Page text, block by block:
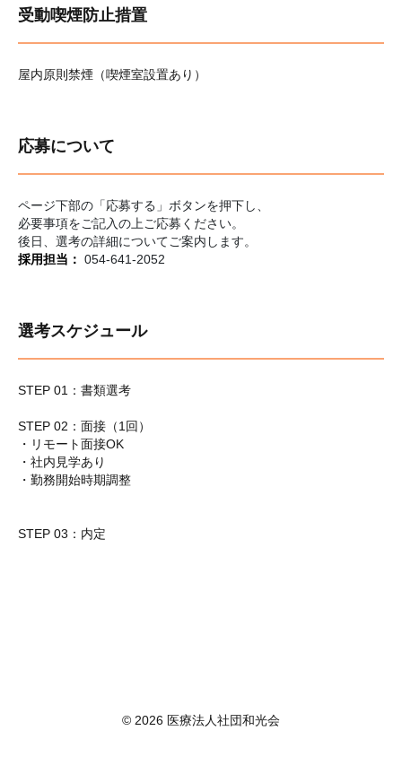
受動喫煙防止措置
屋内原則禁煙（喫煙室設置あり）
応募について
ページ下部の「応募する」ボタンを押下し、
必要事項をご記入の上ご応募ください。
後日、選考の詳細についてご案内します。
採用担当： 054-641-2052
選考スケジュール
STEP 01：書類選考
STEP 02：面接（1回）
・リモート面接OK
・社内見学あり
・勤務開始時期調整
STEP 03：内定
© 2026 医療法人社団和光会